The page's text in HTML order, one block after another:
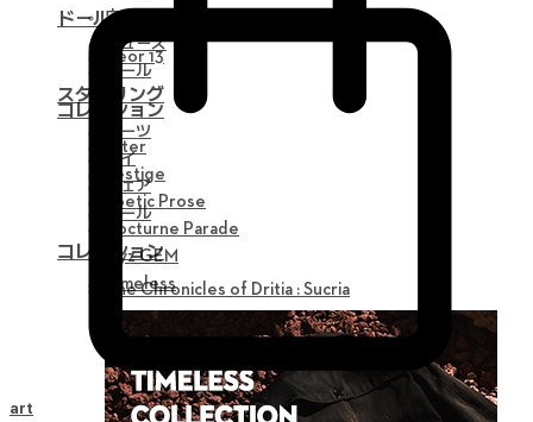
ドール
Neor 13
スタイリング
パーツ
アイ
ウェア
ツール
コレクション
The Chronicles of Dritia : Sucria
ウィッグ
シューズ
ツール
コレクション
Alter
Vestige
Poetic Prose
Nocturne Parade
Myz GEM
Timeless